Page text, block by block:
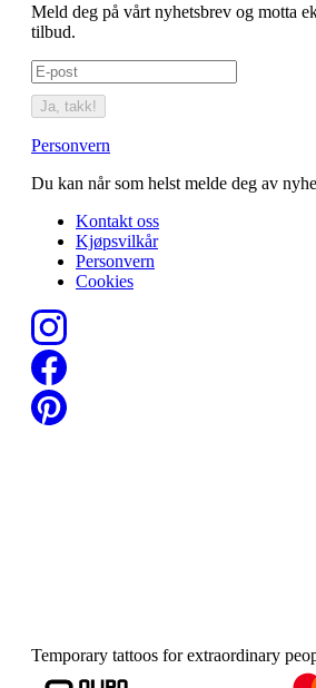
Meld deg på vårt nyhetsbrev og motta
tilbud.
Ja, takk!
Personvern
Du kan når som helst melde deg av
Kontakt oss
Kjøpsvilkår
Personvern
Cookies
Temporary tattoos for extraordinary